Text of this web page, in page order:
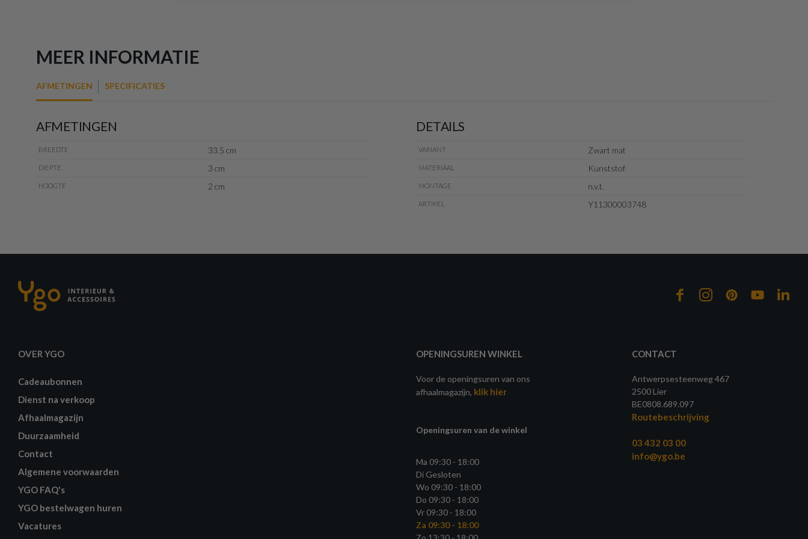
MEER INFORMATIE
AFMETINGEN SPECIFICATIES
AFMETINGEN
BREEDTE 33.5 cm
DIEPTE 3 cm
HOOGTE 2 cm
DETAILS
VARIANT Zwart mat
MATERIAAL Kunststof
MONTAGE n.v.t.
ARTIKEL Y11300003748
OVER YGO
Cadeaubonnen
Dienst na verkoop
Afhaalmagazijn
Duurzaamheid
Contact
Algemene voorwaarden
YGO FAQ's
YGO bestelwagen huren
Vacatures
OPENINGSUREN WINKEL
Voor de openingsuren van ons
afhaalmagazijn, klik hier
Openingsuren van de winkel
Ma 09:30 - 18:00
Di Gesloten
Wo 09:30 - 18:00
Do 09:30 - 18:00
Vr 09:30 - 18:00
Za 09:30 - 18:00
CONTACT
Antwerpsesteenweg 467
2500 Lier
BE0808.689.097
Routebeschrijving
03 432 03 00
info@ygo.be